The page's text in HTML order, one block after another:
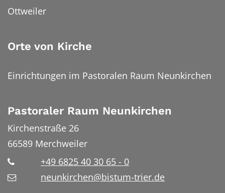
Ottweiler
Orte von Kirche
Einrichtungen im Pastoralen Raum Neunkirchen
Pastoraler Raum Neunkirchen
Kirchenstraße 26
66589 Merchweiler
+49 6825 40 30 65 - 0
neunkirchen@bistum-trier.de